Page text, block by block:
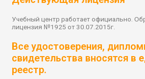
Учебный центр работает официально.
лицензия №1925 от 30.07.2015г.
Все удостоверения,
свидетельства вносятся в
реестр.